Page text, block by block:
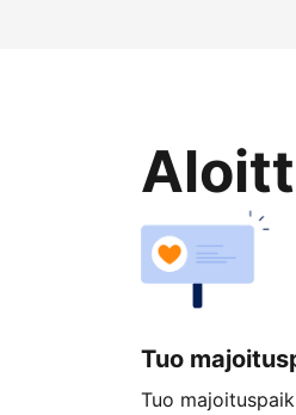
Tuo
Tuo